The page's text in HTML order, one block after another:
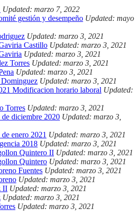
Updated: marzo 7, 2022
gestión y desempeño Updated: mayo
Updated: marzo 3, 2021
Castillo Updated: marzo 3, 2021
Updated: marzo 3, 2021
Torres Updated: marzo 3, 2021
Updated: marzo 3, 2021
Updated: marzo 3, 2021
Modificacion horario laboral Updated:
Torres Updated: marzo 3, 2021
diciembre 2020 Updated: marzo 3,
enero 2021 Updated: marzo 3, 2021
2018 Updated: marzo 3, 2021
Quintero II Updated: marzo 3, 2021
Quintero Updated: marzo 3, 2021
Fuentes Updated: marzo 3, 2021
Updated: marzo 3, 2021
II Updated: marzo 3, 2021
Updated: marzo 3, 2021
Updated: marzo 3, 2021